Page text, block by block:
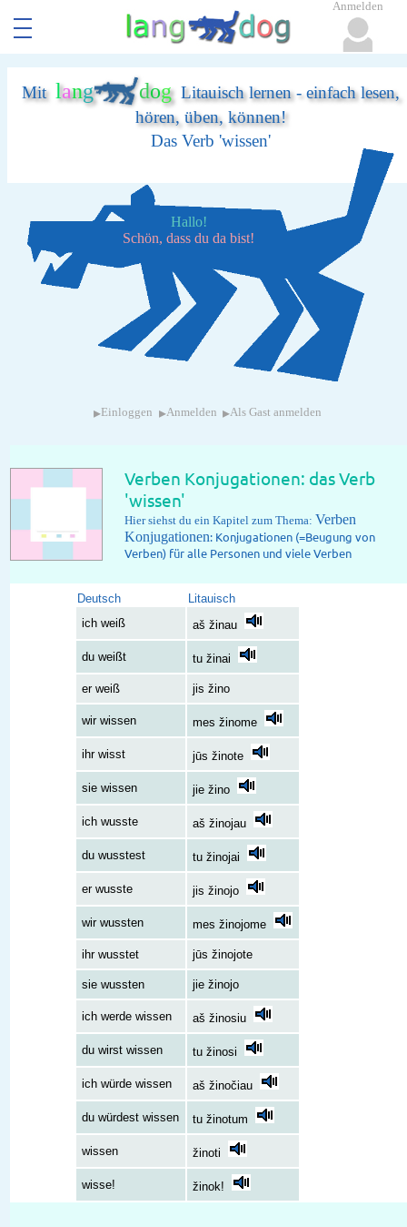
Mit lang dogLitauisch lernen - einfach lesen,
hören, üben, können!
Das Verb 'wissen'
Hallo!
Schön, dass du da bist!
▸ Einloggen ▸Anmelden ▸Als Gast anmelden
Verben Konjugationen: das Verb
'wissen'
Hier siehst du ein Kapitel zum Thema: Verben
Konjugationen: Konjugationen (=Beugung von
Verben) für alle Personen und viele Verben
Deutsch
Litauisch
ich weiß
aš žinau
du weißt tu žinai
er weiß jis žino
wir wissen mes žinome
ihr wisst jūs žinote
sie wissen jie žino
ich wusste aš žinojau
du wusstest tu žinojai
er wusste jis žinojo
wir wussten mes žinojome
ihr wusstet jūs žinojote
sie wussten jie žinojo
ich werde wissen aš žinosiu
du wirst wissen tu žinosi
ich würde wissen aš žinočiau
du würdest wissen tu žinotum
wissen žinoti
wisse! žinok!
Anmelden